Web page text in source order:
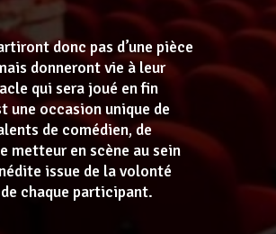
donc pas d’une pièce
donneront vie à leur
qui sera joué en fin
une occasion unique de
de comédien, de
metteur en scène au sein
issue de la volonté
de chaque participant.